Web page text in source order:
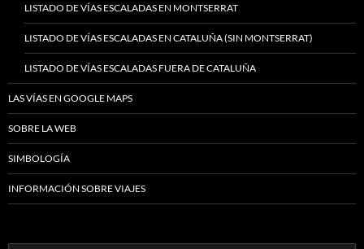
LISTADO DE VÍAS ESCALADAS EN MONTSERRAT
LISTADO DE VÍAS ESCALADAS EN CATALUÑA (SIN MONTSERRAT)
LISTADO DE VÍAS ESCALADAS FUERA DE CATALUÑA
LAS VÍAS EN GOOGLE MAPS
SOBRE LA WEB
SIMBOLOGÍA
INFORMACIÓN SOBRE VIAJES